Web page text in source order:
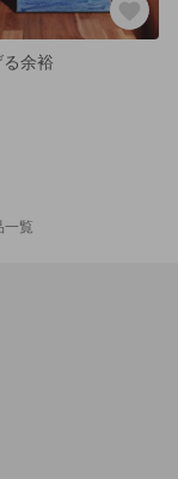
余裕
一覧